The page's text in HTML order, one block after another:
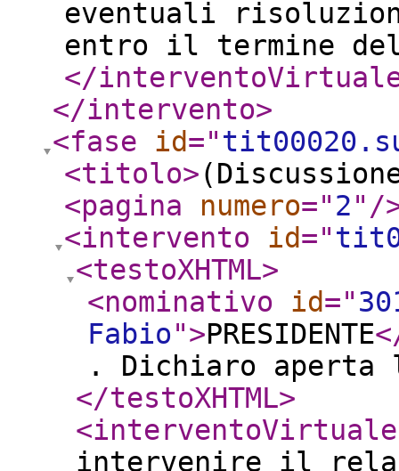
eventuali
entro il termine
</
</intervento>
<fase
id="
<titolo>
<pagina
numero="2" /
<intervento
id="
<testoXHTML>
<nominativo
id="
Fabio">PRESIDENTE
. Dichiaro aperta
</testoXHTML>
<interventoVirtuale
intervenire il